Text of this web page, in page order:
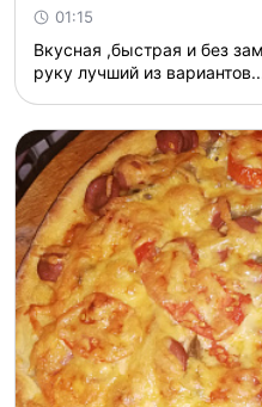
01:15
Вкусная ,быстрая и без
руку лучший из